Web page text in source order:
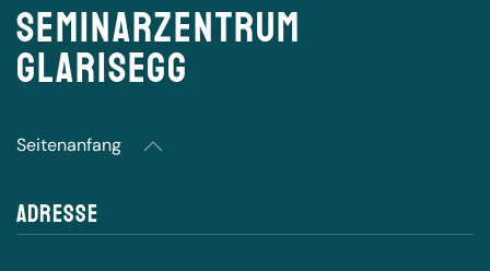
Seminarzentrum
Glarisegg
Seitenanfang
Adresse